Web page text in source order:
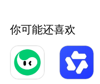
你可能还喜欢